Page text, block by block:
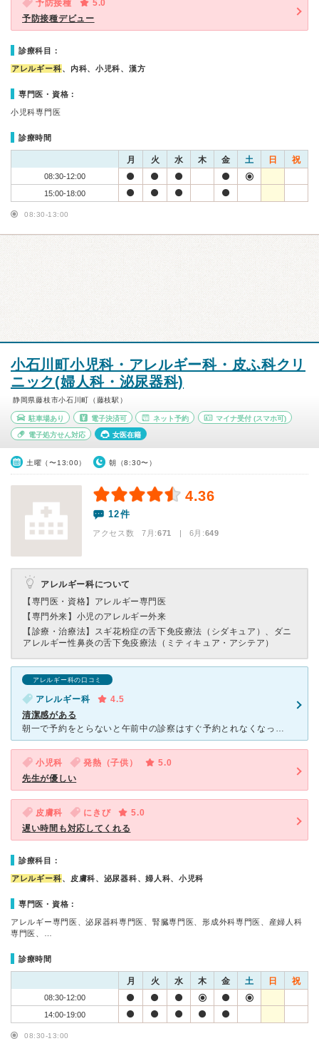
予防接種
5.0
予防接種デビュー
診療科目：
アレルギー科、内科、小児科、漢方
専門医・資格：
小児科専門医
診療時間
月 火 水 木 金 土 日 祝
08:30-12:00
15:00-18:00
08:30-13:00
小石川町小児科・アレルギー科・皮ふ科クリ
ニック(婦人科・泌尿器科)
静岡県藤枝市小石川町（藤枝駅）
駐車場あり 電子決済可 ネット予約 マイナ受付 (スマホ可)
電子処方せん対応 女医在籍
土曜（〜13:00） 朝（8:30〜）
4.36
12件
アクセス数 7月:671 | 6月:649
アレルギー科について
【専門医・資格】 アレルギー専門医
【専門外来】 小児のアレルギー外来
【診療・治療法】 スギ花粉症の舌下免疫療法（シダキュア）、ダニ
アレルギー性鼻炎の舌下免疫療法（ミティキュア・アシテア）
アレルギー科の口コミ
アレルギー科
4.5
清潔感がある
朝一で予約をとらないと午前中の診察はすぐ予約とれなくなってしまう。子供が注射で泣きそうなときも優しく声をかけてもらえる。小児科と皮膚科の待合室が分かれているので感染の心配が低い。忙しそうではあるが風邪
小児科 発熱（子供）
5.0
先生が優しい
皮膚科 にきび
5.0
遅い時間も対応してくれる
診療科目：
アレルギー科、皮膚科、泌尿器科、婦人科、小児科
専門医・資格：
アレルギー専門医、泌尿器科専門医、腎臓専門医、形成外科専門医、産婦人科
専門医、…
診療時間
月 火 水 木 金 土 日 祝
08:30-12:00
14:00-19:00
08:30-13:00